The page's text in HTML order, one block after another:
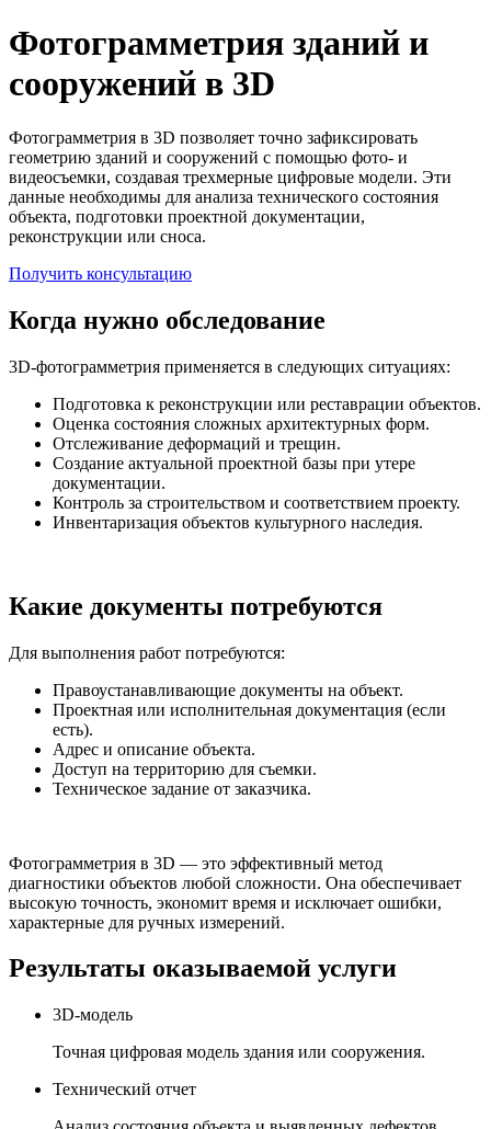
Фотограмметрия зданий и
сооружений в 3D
Фотограмметрия в 3D позволяет точно зафиксировать
геометрию зданий и сооружений с помощью фото- и
видеосъемки, создавая трехмерные цифровые модели. Эти
данные необходимы для анализа технического состояния
объекта, подготовки проектной документации,
реконструкции или сноса.
Получить консультацию
Когда нужно обследование
3D-фотограмметрия применяется в следующих ситуациях:
Подготовка к реконструкции или реставрации объектов.
Оценка состояния сложных архитектурных форм.
Отслеживание деформаций и трещин.
Создание актуальной проектной базы при утере
документации.
Контроль за строительством и соответствием проекту.
Инвентаризация объектов культурного наследия.
Какие документы потребуются
Для выполнения работ потребуются:
Правоустанавливающие документы на объект.
Проектная или исполнительная документация (если
есть).
Адрес и описание объекта.
Доступ на территорию для съемки.
Техническое задание от заказчика.
Фотограмметрия в 3D — это эффективный метод
диагностики объектов любой сложности. Она обеспечивает
высокую точность, экономит время и исключает ошибки,
характерные для ручных измерений.
Результаты оказываемой услуги
3D-модель
Точная цифровая модель здания или сооружения.
Технический отчет